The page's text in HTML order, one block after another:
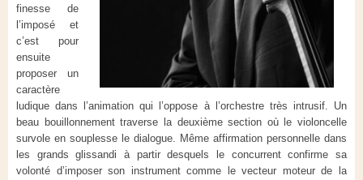
finesse de
l’imposé et
c’est pour
ensuite
proposer un
caractère
ludique dans l’animation qui l’oppose à l’orchestre très intrusif. Un
beau bouillonnement traverse la deuxième section où le violoncelle
survole en souplesse le dialogue. Même affirmation personnelle dans
les grands glissandi à partir desquels le concurrent confirme sa
volonté d’imposer son instrument comme le vecteur moteur de la